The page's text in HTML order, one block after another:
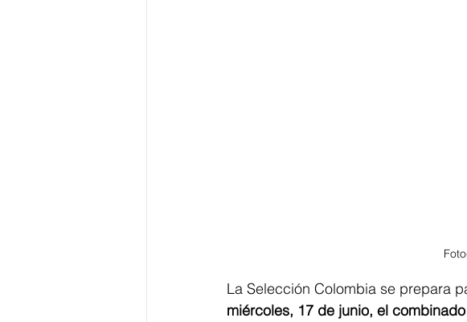
La Selección Colombia se prepara
miércoles, 17 de junio, el